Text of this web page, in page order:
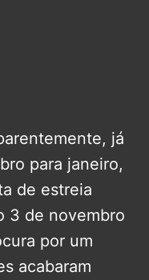
já
para janeiro,
de estreia
3 de novembro
por um
acabaram